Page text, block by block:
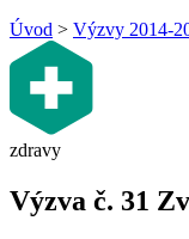
Úvod > Výzvy 2014-
zdravy
Výzva č. 31